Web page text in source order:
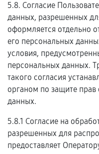
5.8. Согласие
данных, разрешенных
оформляется отдельно
его персональных
условия,
персональных данных.
такого согласия
органом по защите прав
данных.
5.8.1 Согласие на
разрешенных для
предоставляет